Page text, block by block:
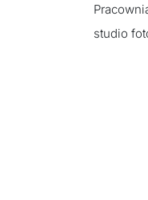
studio